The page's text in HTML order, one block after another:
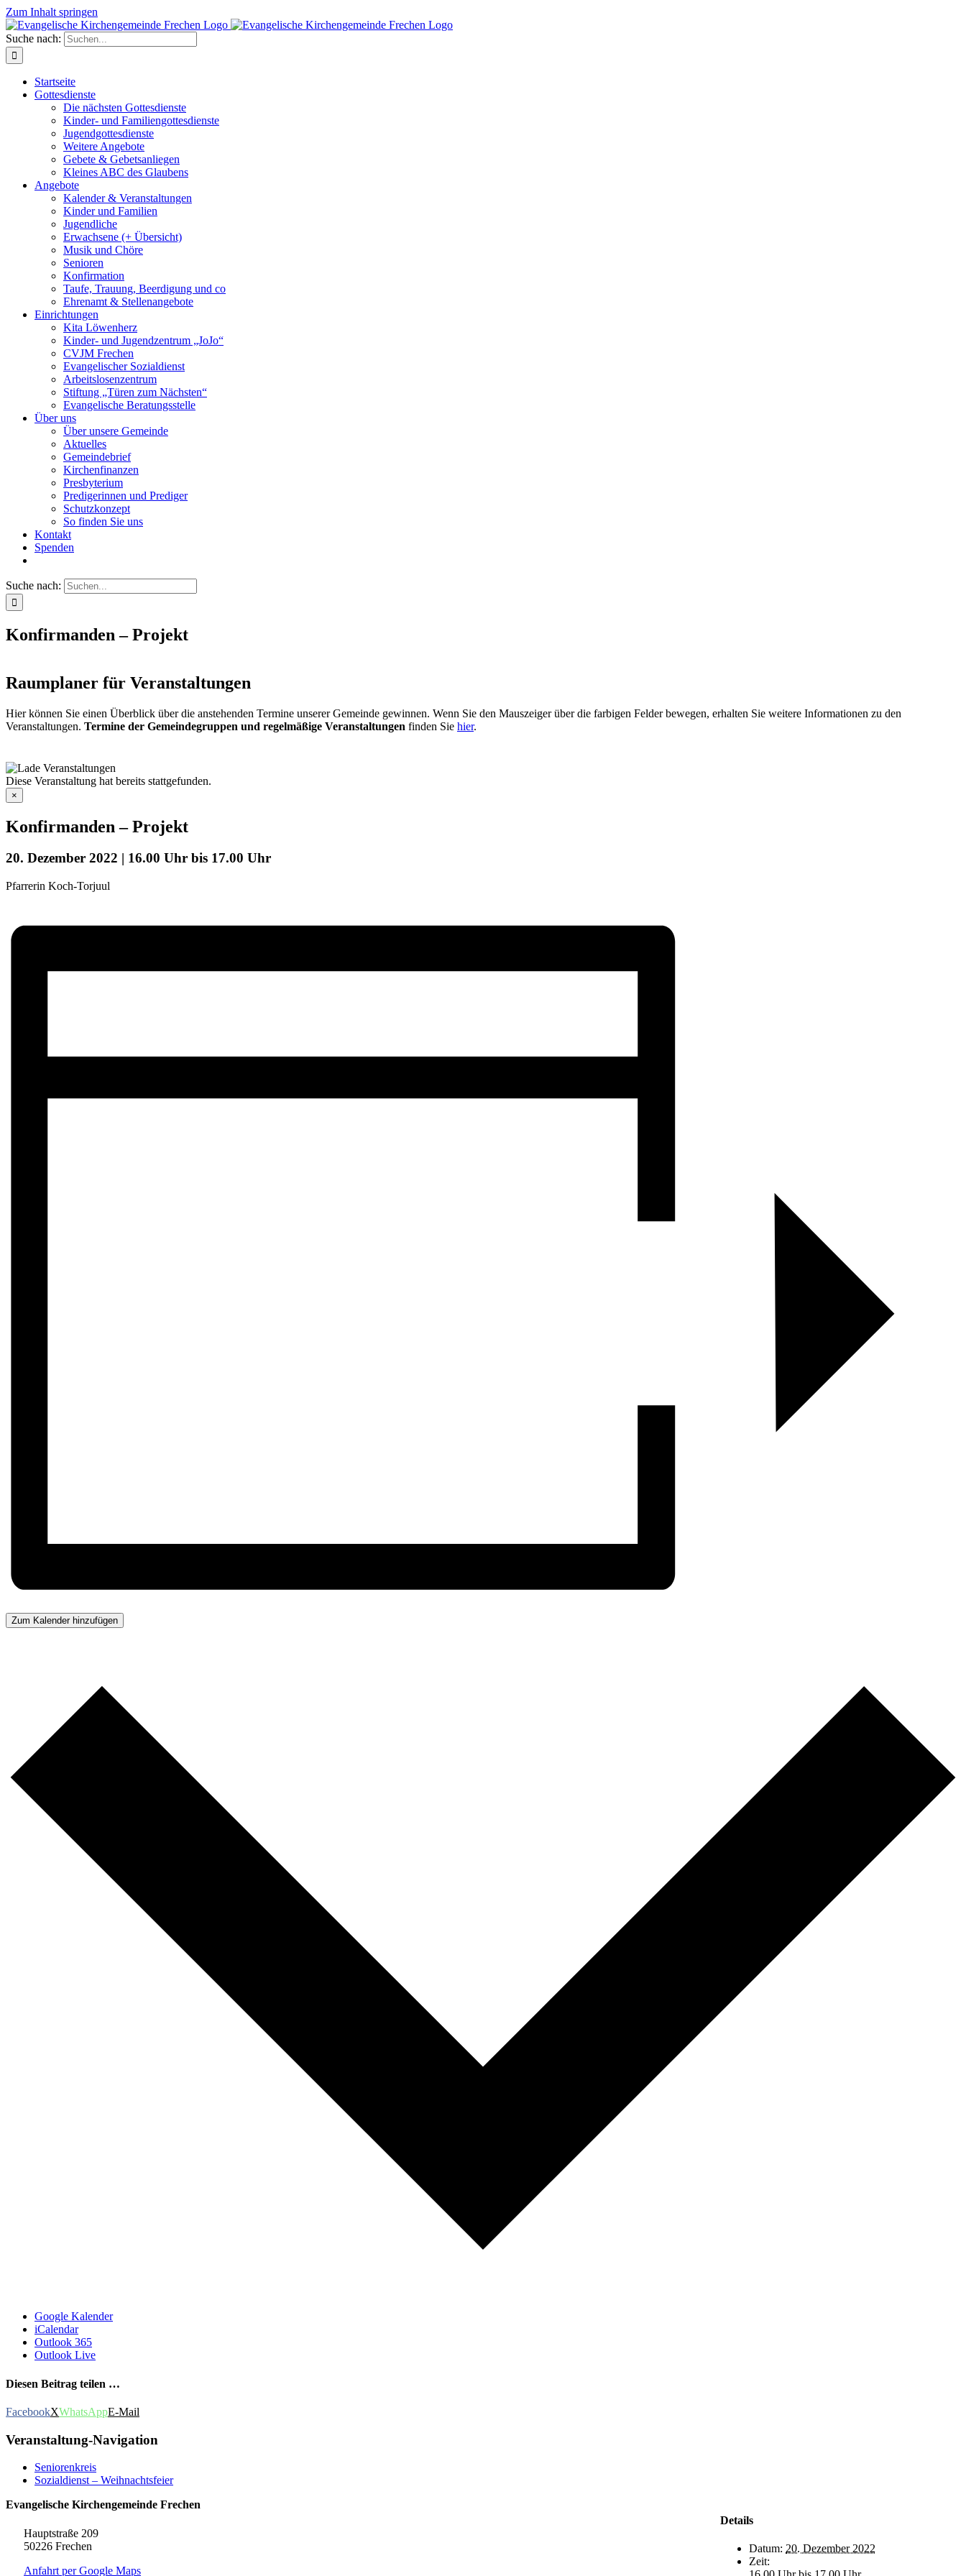
Zum Inhalt springen
Suche nach:
Startseite
Gottesdienste
Die nächsten Gottesdienste
Kinder- und Familiengottesdienste
Jugendgottesdienste
Weitere Angebote
Gebete & Gebetsanliegen
Kleines ABC des Glaubens
Angebote
Kalender & Veranstaltungen
Kinder und Familien
Jugendliche
Erwachsene (+ Übersicht)
Musik und Chöre
Senioren
Konfirmation
Taufe, Trauung, Beerdigung und co
Ehrenamt & Stellenangebote
Einrichtungen
Kita Löwenherz
Kinder- und Jugendzentrum „JoJo“
CVJM Frechen
Evangelischer Sozialdienst
Arbeitslosenzentrum
Stiftung „Türen zum Nächsten“
Evangelische Beratungsstelle
Über uns
Über unsere Gemeinde
Aktuelles
Gemeindebrief
Kirchenfinanzen
Presbyterium
Predigerinnen und Prediger
Schutzkonzept
So finden Sie uns
Kontakt
Spenden
Suche nach:
Konfirmanden – Projekt
Raumplaner für Veranstaltungen
Hier können Sie einen Überblick über die anstehenden Termine unserer Gemeinde gewinnen. Wenn Sie den Mauszeiger über die farbigen Felder bewegen, erhalten Sie weitere Informationen zu den
Veranstaltungen. Termine der Gemeindegruppen und regelmäßige Veranstaltungen finden Sie hier.
Diese Veranstaltung hat bereits stattgefunden.
×
Konfirmanden – Projekt
20. Dezember 2022 | 16.00 Uhr bis 17.00 Uhr
Pfarrerin Koch-Torjuul
Zum Kalender hinzufügen
Google Kalender
iCalendar
Outlook 365
Outlook Live
Diesen Beitrag teilen …
FacebookXWhatsAppE-Mail
Veranstaltung-Navigation
Seniorenkreis
Sozialdienst – Weihnachtsfeier
Details
Datum: 20. Dezember 2022
Zeit:
Evangelische Kirchengemeinde Frechen
Hauptstraße 209
50226 Frechen
Anfahrt per Google Maps